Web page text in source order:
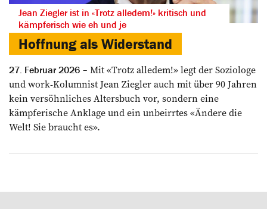
Jean Ziegler ist in «Trotz alledem!» kritisch und
kämpferisch wie eh und je
Hoffnung als Widerstand
27. Februar 2026
Mit «Trotz alledem!» legt der Soziologe
und work-Kolumnist Jean Ziegler auch mit über 90 Jahren
kein versöhnliches Altersbuch vor, sondern eine
kämpferische Anklage und ein unbeirrtes «Ändere die
Welt! Sie braucht es».